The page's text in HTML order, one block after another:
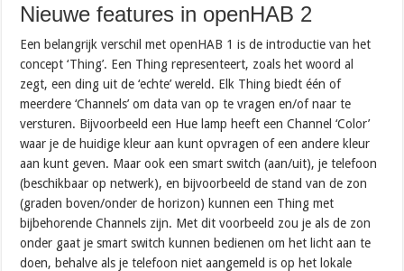
Nieuwe features in openHAB 2
Een belangrijk verschil met openHAB 1 is de introductie van het
concept ‘Thing’. Een Thing representeert, zoals het woord al
zegt, een ding uit de ‘echte’ wereld. Elk Thing biedt één of
meerdere ‘Channels’ om data van op te vragen en/of naar te
versturen. Bijvoorbeeld een Hue lamp heeft een Channel ‘Color’
waar je de huidige kleur aan kunt opvragen of een andere kleur
aan kunt geven. Maar ook een smart switch (aan/uit), je telefoon
(beschikbaar op netwerk), en bijvoorbeeld de stand van de zon
(graden boven/onder de horizon) kunnen een Thing met
bijbehorende Channels zijn. Met dit voorbeeld zou je als de zon
onder gaat je smart switch kunnen bedienen om het licht aan te
doen, behalve als je telefoon niet aangemeld is op het lokale